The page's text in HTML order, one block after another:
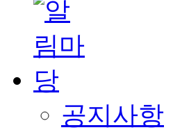
공지사항